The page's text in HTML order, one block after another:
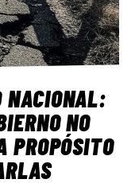
NACIONAL:
NO
PROPÓSITO